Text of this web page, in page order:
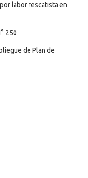
labor rescatista en
250
de Plan de